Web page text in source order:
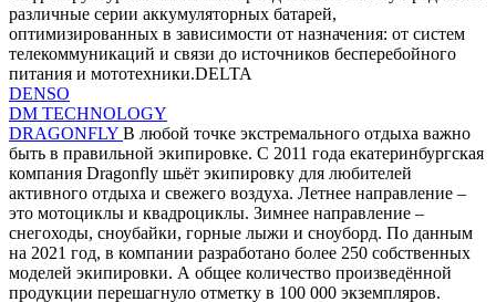
различные серии аккумуляторных батарей,
оптимизированных в зависимости от назначения: от систем
телекоммуникаций и связи до источников бесперебойного
питания и мототехники.DELTA
DENSO
DM TECHNOLOGY
DRAGONFLY В любой точке экстремального отдыха важно
быть в правильной экипировке. С 2011 года екатеринбургская
компания Dragonfly шьёт экипировку для любителей
активного отдыха и свежего воздуха. Летнее направление –
это мотоциклы и квадроциклы. Зимнее направление –
снегоходы, сноубайки, горные лыжи и сноуборд. По данным
на 2021 год, в компании разработано более 250 собственных
моделей экипировки. А общее количество произведённой
продукции перешагнуло отметку в 100 000 экземпляров.